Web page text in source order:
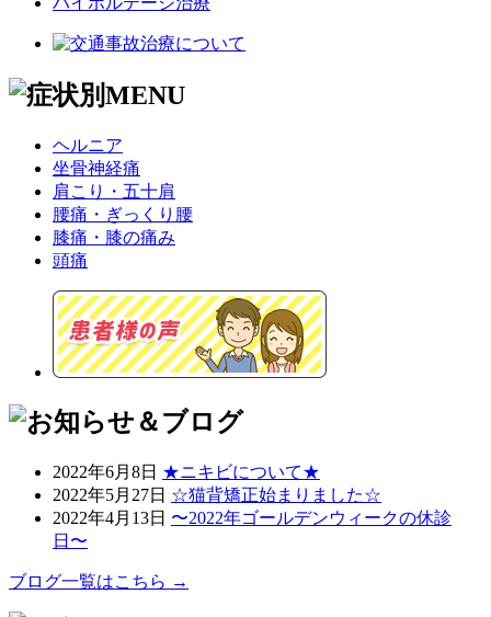
ヘルニア
坐骨神経痛
肩こり・五十肩
腰痛・ぎっくり腰
膝痛・膝の痛み
頭痛
2022年6月8日 ★ニキビについて★
2022年5月27日 ☆猫背矯正始まりました☆
2022年4月13日 〜2022年ゴールデンウィークの休診
日〜
ブログ一覧はこちら →